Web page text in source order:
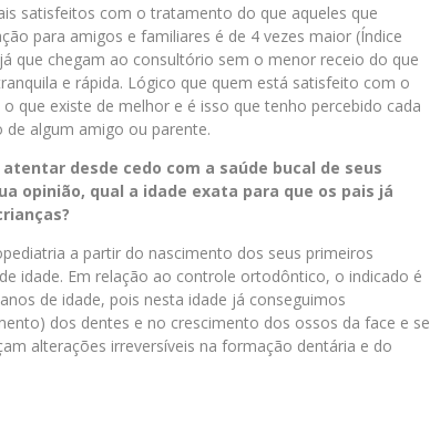
satisfeitos com o tratamento do que aqueles que
para amigos e familiares é de 4 vezes maior (Índice
que chegam ao consultório sem o menor receio do que
e rápida. Lógico que quem está satisfeito com o
que existe de melhor e é isso que tenho percebido cada
de algum amigo ou parente.
desde cedo com a saúde bucal de seus
opinião, qual a idade exata para que os pais já
a partir do nascimento dos seus primeiros
idade. Em relação ao controle ortodôntico, o indicado é
de idade, pois nesta idade já conseguimos
dos dentes e no crescimento dos ossos da face e se
alterações irreversíveis na formação dentária e do